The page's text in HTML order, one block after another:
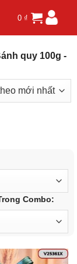
0 ₫
quy 100g -
Combo: